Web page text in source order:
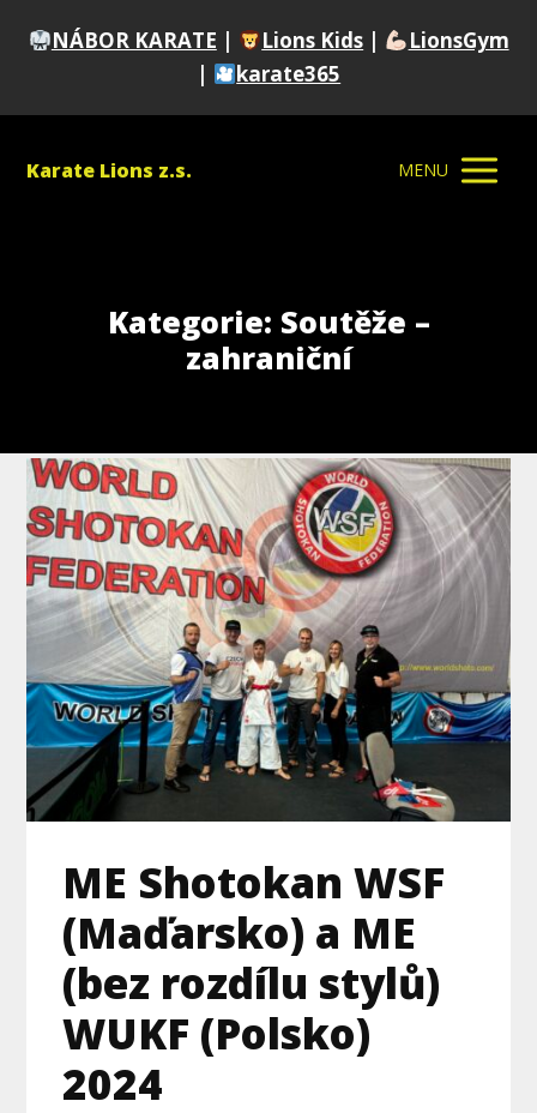
NÁBOR KARATE | Lions Kids |
LionsGym
|
karate365
Karate Lions z.s. MENU
Kategorie: Soutěže –
zahraniční
ME Shotokan WSF
(Maďarsko) a ME
(bez rozdílu stylů)
WUKF (Polsko)
2024